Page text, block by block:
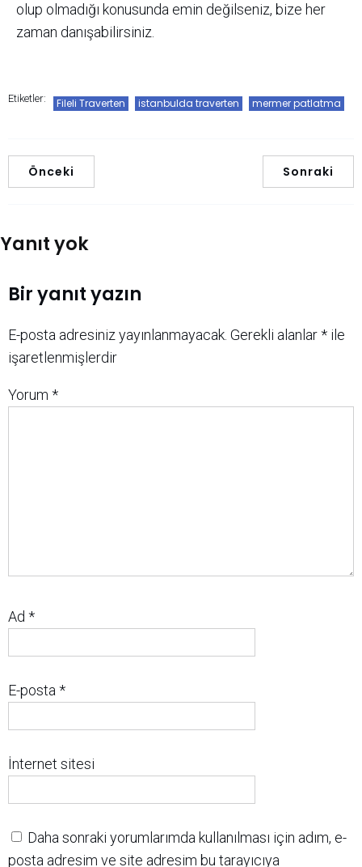
olup olmadığı konusunda emin değilseniz, bize her
zaman danışabilirsiniz.
Etiketler: Fileli Traverten istanbulda traverten mermer patlatma
Önceki Sonraki
Yanıt yok
Bir yanıt yazın
E-posta adresiniz yayınlanmayacak. Gerekli alanlar* ile
işaretlenmişlerdir
Yorum *
Ad *
E-posta *
İnternet sitesi
Daha sonraki yorumlarımda kullanılması için adım, e-
posta adresim ve site adresim bu tarayıcıya